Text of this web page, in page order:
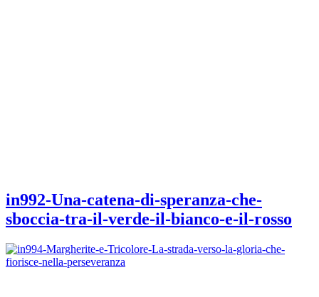
in992-Una-catena-di-speranza-che-
sboccia-tra-il-verde-il-bianco-e-il-rosso